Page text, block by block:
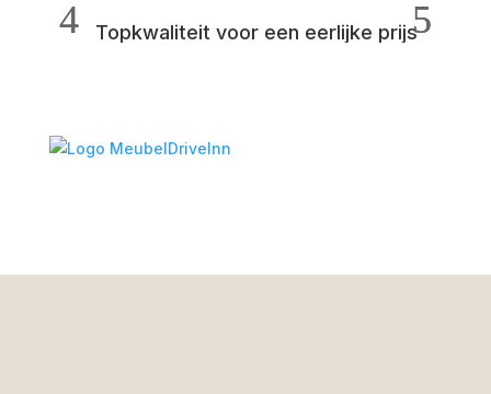
Topkwaliteit voor een eerlijke prijs